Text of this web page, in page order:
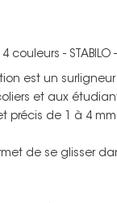
couleurs - STABILO
est un
et aux
de 1 à 4
de se glisser